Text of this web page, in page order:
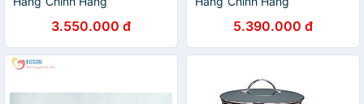
3.550.000 đ 5.390.000 đ